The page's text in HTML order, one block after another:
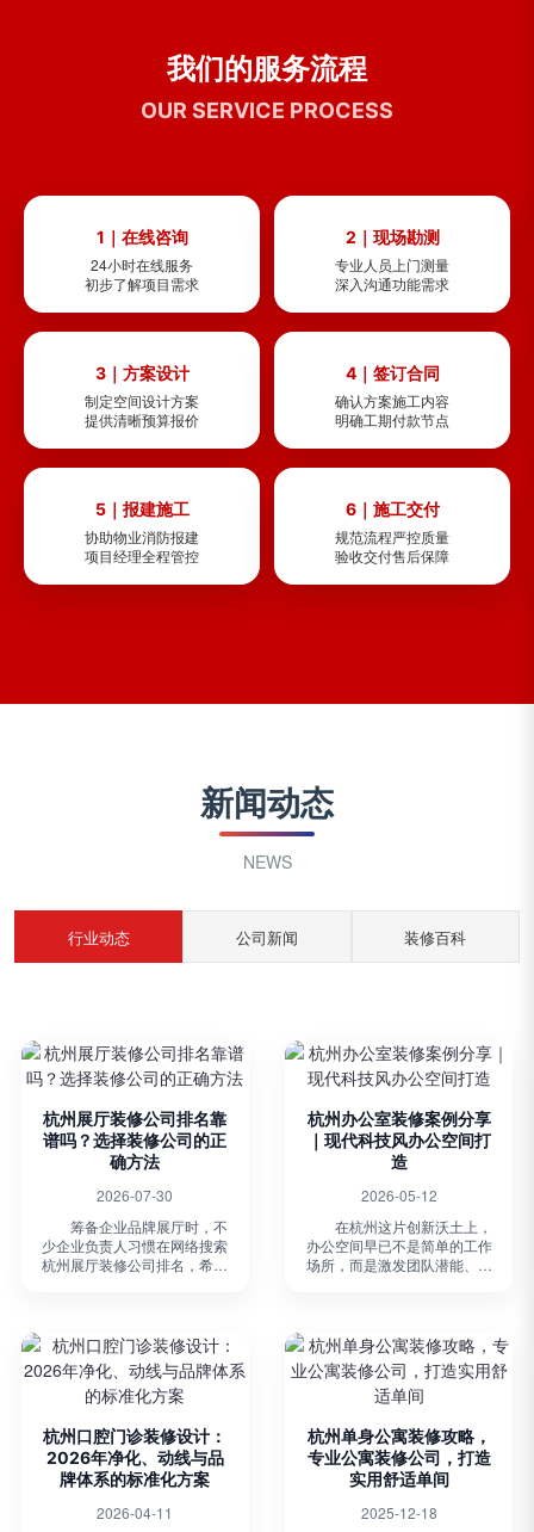
我们的服务流程
OUR SERVICE PROCESS
1｜在线咨询
24小时在线服务
初步了解项目需求
2｜现场勘测
专业人员上门测量
深入沟通功能需求
3｜方案设计
制定空间设计方案
提供清晰预算报价
4｜签订合同
确认方案施工内容
明确工期付款节点
5｜报建施工
协助物业消防报建
项目经理全程管控
6｜施工交付
规范流程严控质量
验收交付售后保障
新闻动态
NEWS
行业动态 公司新闻 装修百科
杭州展厅装修公司排名靠
谱吗？选择装修公司的正
确方法
2026-07-30
筹备企业品牌展厅时，不
少企业负责人习惯在网络搜索
杭州展厅装修公司排名，希望
商业推广属性，难以客观反映
企业真实施工与设计...
杭州办公室装修案例分享
｜现代科技风办公空间打
造
2026-05-12
在杭州这片创新沃土上，
办公空间早已不是简单的工作
场所，而是激发团队潜能、传
家企业，今天就以我们近期落
地的科技公司办公室装...
杭州口腔门诊装修设计：
2026年净化、动线与品
牌体系的标准化方案
2026-04-11
杭州单身公寓装修攻略，
专业公寓装修公司，打造
实用舒适单间
2025-12-18